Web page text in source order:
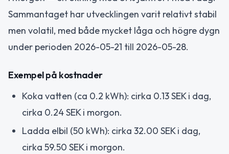
Sammantaget har utvecklingen varit relativt stabil
men volatil, med både mycket låga och högre dygn
under perioden 2026-05-21 till 2026-05-28.
Exempel på kostnader
Koka vatten (ca 0.2 kWh): cirka 0.13 SEK i dag,
cirka 0.24 SEK i morgon.
Ladda elbil (50 kWh): cirka 32.00 SEK i dag,
cirka 59.50 SEK i morgon.